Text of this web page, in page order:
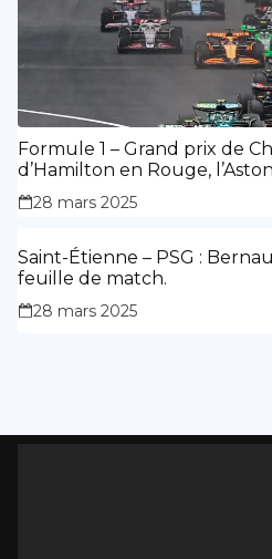
Formule 1 – Grand prix de
d’Hamilton en Rouge,
des siennes.
28 mars 2025
Saint-Étienne – PSG :
feuille de match.
28 mars 2025